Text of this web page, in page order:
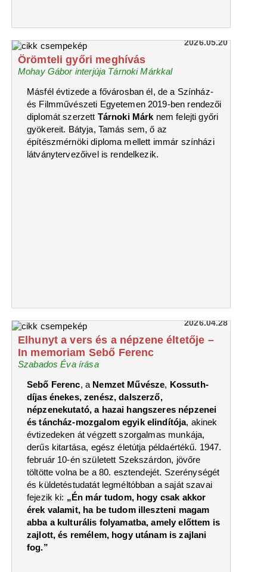
2026.05.20
Örömteli győri meghívás
Mohay Gábor interjúja Tárnoki Márkkal
Másfél évtizede a fővárosban él, de a Színház-
és Filmművészeti Egyetemen 2019-ben rendezői
diplomát szerzett Tárnoki Márk nem felejti győri
gyökereit. Bátyja, Tamás sem, ő az
építészmérnöki diploma mellett immár színházi
látványtervezőivel is rendelkezik.
2026.04.28
Elhunyt a vers és a népzene éltetője –
In memoriam Sebő Ferenc
Szabados Éva írása
Sebő Ferenc, a Nemzet Művésze, Kossuth-
díjas énekes, zenész, dalszerző,
népzenekutató, a hazai hangszeres népzenei
és táncház-mozgalom egyik elindítója, akinek
évtizedeken át végzett szorgalmas munkája,
derűs kitartása, egész életútja példaértékű. 1947.
február 10-én született Szekszárdon, jövőre
töltötte volna be a 80. esztendejét. Szerénységét
és küldetéstudatát legméltóbban a saját szavai
fejezik ki: „Én már tudom, hogy csak akkor
érek valamit, ha be tudom illeszteni magam
abba a kulturális folyamatba, amely előttem is
zajlott, és remélem, hogy utánam is zajlani
fog.”